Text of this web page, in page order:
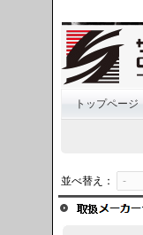
トップページ
並べ替え：